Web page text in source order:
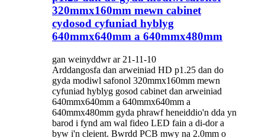
320mmx160mm mewn cabinet
cydosod cyfuniad hyblyg
640mmx640mm a 640mmx480mm
gan weinyddwr ar 21-11-10
Arddangosfa dan arweiniad HD p1.25 dan do
gyda modiwl safonol 320mmx160mm mewn
cyfuniad hyblyg gosod cabinet dan arweiniad
640mmx640mm a 640mmx640mm a
640mmx480mm gyda phrawf heneiddio'n dda yn
barod i fynd am wal fideo LED fain a di-dor a
byw i'n cleient. Bwrdd PCB mwy na 2.0mm o